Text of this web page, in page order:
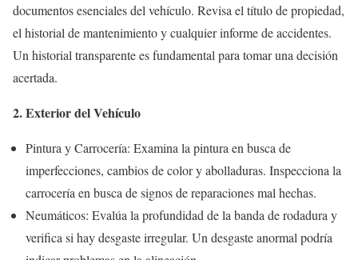
documentos esenciales del vehículo. Revisa el título de propiedad,
el historial de mantenimiento y cualquier informe de accidentes.
Un historial transparente es fundamental para tomar una decisión
acertada.
2. Exterior del Vehículo
Pintura y Carrocería: Examina la pintura en busca de
imperfecciones, cambios de color y abolladuras. Inspecciona la
carrocería en busca de signos de reparaciones mal hechas.
Neumáticos: Evalúa la profundidad de la banda de rodadura y
verifica si hay desgaste irregular. Un desgaste anormal podría